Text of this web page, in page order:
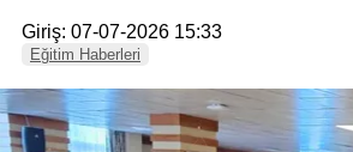
Giriş: 07-07-2026 15:33
Eğitim Haberleri